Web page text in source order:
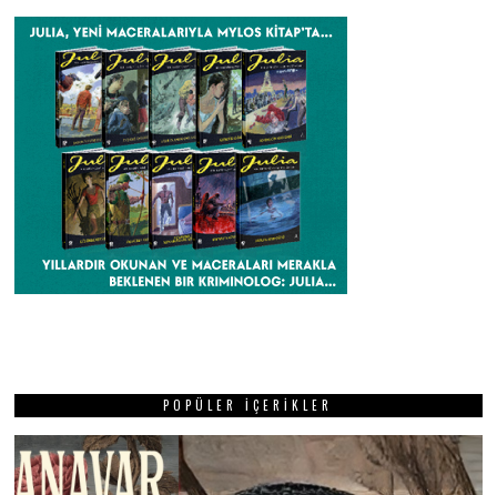
POPÜLER İÇERIKLER